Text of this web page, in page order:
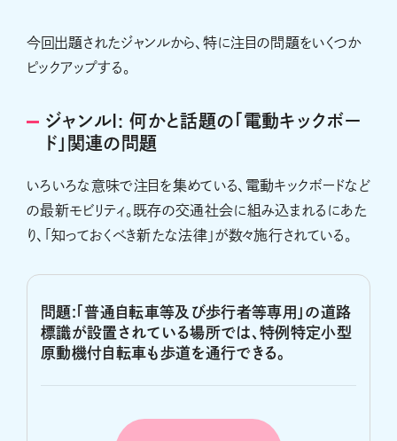
今回出題されたジャンルから、特に注目の問題をいくつか
ピックアップする。
ジャンルI: 何かと話題の「電動キックボー
ド」関連の問題
いろいろな意味で注目を集めている、電動キックボードなど
の最新モビリティ。既存の交通社会に組み込まれるにあた
り、「知っておくべき新たな法律」が数々施行されている。
問題:「普通自転車等及び歩行者等専用」の道路
標識が設置されている場所では、特例特定小型
原動機付自転車も歩道を通行できる。